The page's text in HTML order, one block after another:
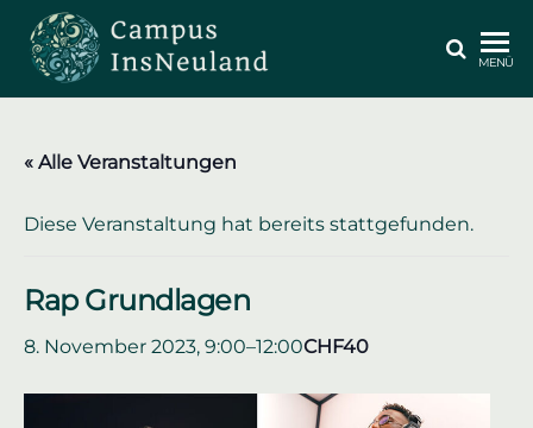
Zum
Inhalt
springen
INSNEULAND
MENÜ
« Alle Veranstaltungen
Diese Veranstaltung hat bereits stattgefunden.
Rap Grundlagen
8. November 2023, 9:00–12:00CHF40